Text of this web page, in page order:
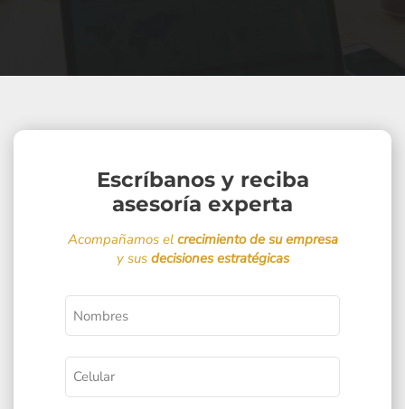
Escríbanos y reciba
asesoría experta
Acompañamos el crecimiento de su empresa
y sus decisiones estratégicas